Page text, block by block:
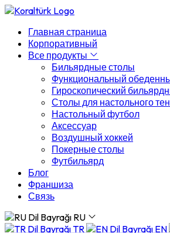
Главная страница
Корпоративный
Все продукты
Бильярдные столы
Функциональный
Гироскопический
Столы для настольного
Настольный футбол
Аксессуар
Воздушный хоккей
Покерные столы
Футбильярд
Блог
Франшиза
Связь
RU
TR
EN